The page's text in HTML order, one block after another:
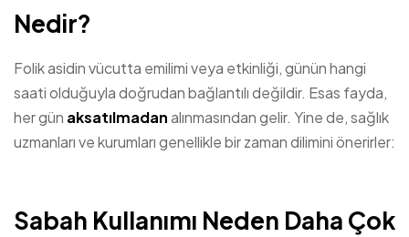
Nedir?
Folik asidin vücutta emilimi veya etkinliği, günün hangi
saati olduğuyla doğrudan bağlantılı değildir. Esas fayda,
her gün aksatılmadanalınmasından gelir. Yine de, sağlık
uzmanları ve kurumları genellikle bir zaman dilimini önerirler:
Sabah Kullanımı Neden Daha Çok